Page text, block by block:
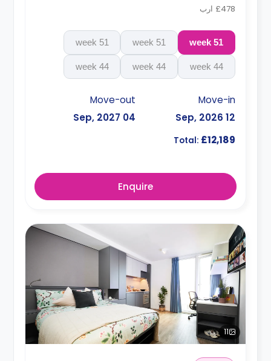
£478 ارب
51 week
51 week
51 week
44 week
44 week
44 week
Move-in
12 Sep, 2026
Move-out
04 Sep, 2027
Total: £12,189
Enquire
11